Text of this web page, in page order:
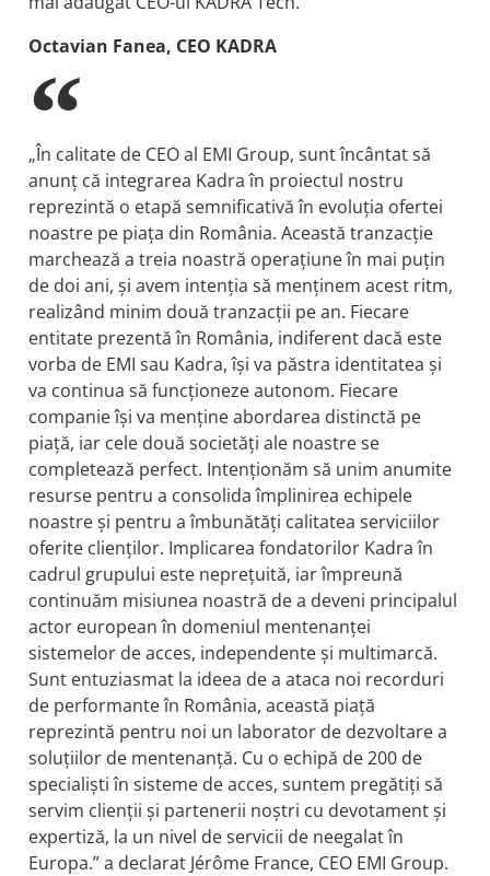
Octavian Fanea, CEO KADRA
„În calitate de CEO al EMI Group, sunt încântat să
anunț că integrarea Kadra în proiectul nostru
reprezintă o etapă semnificativă în evoluția ofertei
noastre pe piața din România. Această tranzacție
marchează a treia noastră operațiune în mai puțin
de doi ani, și avem intenția să menținem acest ritm,
realizând minim două tranzacții pe an. Fiecare
entitate prezentă în România, indiferent dacă este
vorba de EMI sau Kadra, își va păstra identitatea și
va continua să funcționeze autonom. Fiecare
companie își va menține abordarea distinctă pe
piață, iar cele două societăți ale noastre se
completează perfect. Intenționăm să unim anumite
resurse pentru a consolida împlinirea echipele
noastre și pentru a îmbunătăți calitatea serviciilor
oferite clienților. Implicarea fondatorilor Kadra în
cadrul grupului este neprețuită, iar împreună
continuăm misiunea noastră de a deveni principalul
actor european în domeniul mentenanței
sistemelor de acces, independente și multimarcă.
Sunt entuziasmat la ideea de a ataca noi recorduri
de performante în România, această piață
reprezintă pentru noi un laborator de dezvoltare a
soluțiilor de mentenanță. Cu o echipă de 200 de
specialiști în sisteme de acces, suntem pregătiți să
servim clienții și partenerii noștri cu devotament și
expertiză, la un nivel de servicii de neegalat în
Europa.” a declarat Jérôme France, CEO EMI Group.